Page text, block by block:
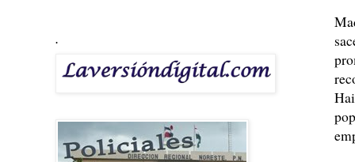
.